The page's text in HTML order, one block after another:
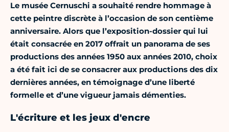
Le musée Cernuschi a souhaité rendre hommage à
cette peintre discrète à l’occasion de son centième
anniversaire. Alors que l’exposition-dossier qui lui
était consacrée en 2017 offrait un panorama de ses
productions des années 1950 aux années 2010, choix
a été fait ici de se consacrer aux productions des dix
dernières années, en témoignage d’une liberté
formelle et d’une vigueur jamais démenties.
L'écriture et les jeux d'encre